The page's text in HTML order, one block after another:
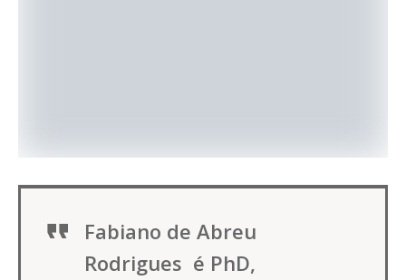
Fabiano de Abreu
Rodrigues é PhD,